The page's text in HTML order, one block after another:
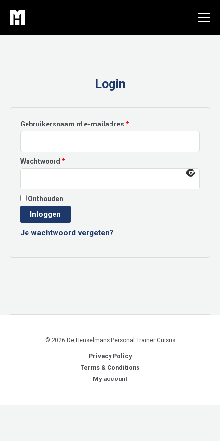
naar
de
Login
Gebruikersnaam of e-mailadres *Vereist
Wachtwoord *Vereist
Onthouden
Inloggen
Je wachtwoord vergeten?
© 2026 De Henselmans Personal Trainer Cursus
Privacy Policy
Terms & Conditions
My account